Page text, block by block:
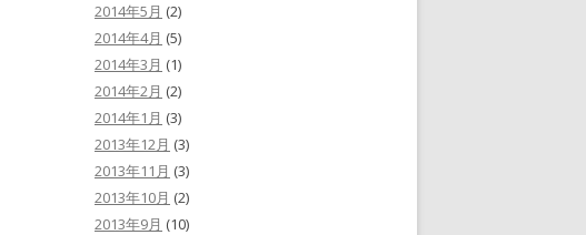
2014年5月 (2)
2014年4月 (5)
2014年3月 (1)
2014年2月 (2)
2014年1月 (3)
2013年12月 (3)
2013年11月 (3)
2013年10月 (2)
2013年9月 (10)